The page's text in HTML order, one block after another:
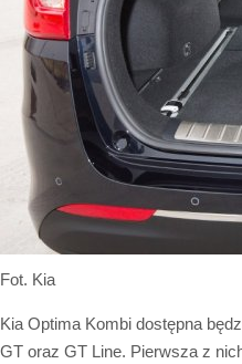
Fot. Kia
Kia Optima Kombi dostępna
GT oraz GT Line. Pierwsza z